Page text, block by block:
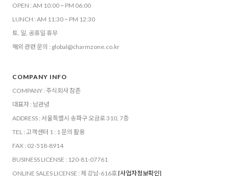
OPEN : AM 10:00 ~ PM 06:00
LUNCH : AM 11:30 ~ PM 12:30
토, 일, 공휴일 휴무
해외 관련 문의 : global@charmzone.co.kr
COMPANY INFO
COMPANY : 주식회사 참존
대표자 : 남관녕
ADDRESS : 서울특별시 송파구 오금로 310, 7층
TEL : 고객센터 1 : 1 문의 활용
FAX : 02-518-8914
BUSINESS LICENSE : 120-81-07761
ONLINE SALES LICENSE : 제 강남-616호[사업자정보확인]